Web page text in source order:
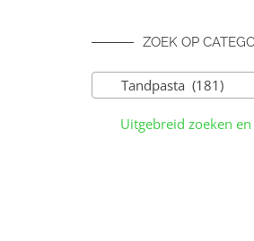
ZOEK OP
Tandpasta (181)
Uitgebreid zoeken